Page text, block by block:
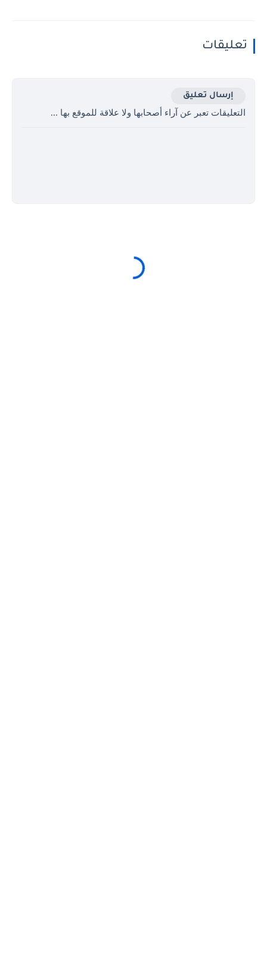
تعليق
تعبر عن آراء أصحابها ولا علاقة للموقع بها ...